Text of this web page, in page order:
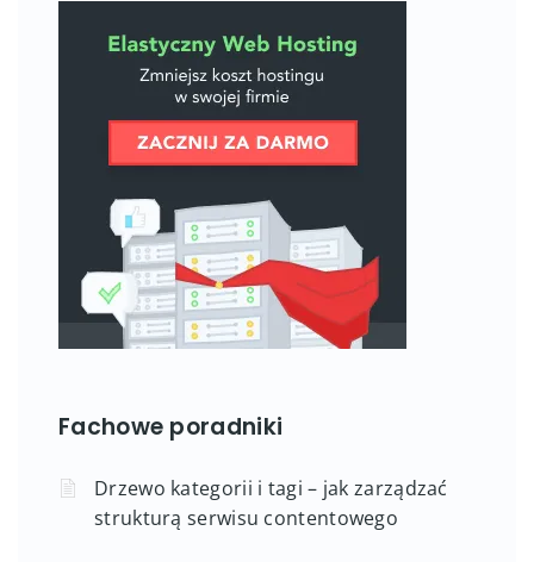
Fachowe poradniki
Drzewo kategorii i tagi – jak zarządzać
strukturą serwisu contentowego